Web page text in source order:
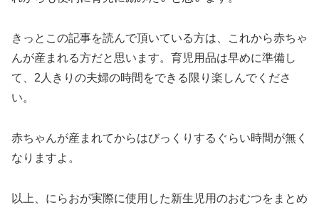
きっとこの記事を読んで頂いている方は、これから赤ちゃ
んが産まれる方だと思います。育児用品は早めに準備し
て、2人きりの夫婦の時間をできる限り楽しんでくださ
い。
赤ちゃんが産まれてからはびっくりするぐらい時間が無く
なりますよ。
以上、にらおが実際に使用した新生児用のおむつをまとめ